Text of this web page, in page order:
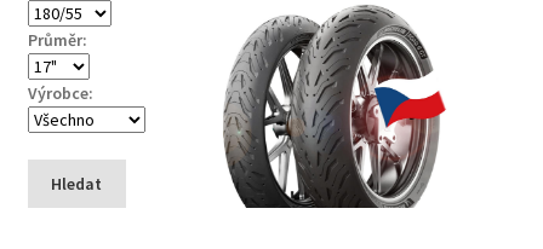
Průměr:
Výrobce:
Hledat